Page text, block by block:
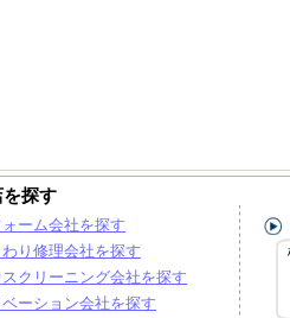
探す
ォーム会社を探す
り修理会社を探す
クリーニング会社を探す
ベーション会社を探す